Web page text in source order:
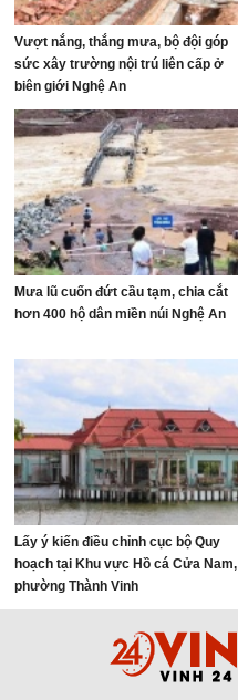
Vượt nắng, thắng mưa, bộ đội góp
sức xây trường nội trú liên cấp ở
biên giới Nghệ An
Mưa lũ cuốn đứt cầu tạm, chia cắt
hơn 400 hộ dân miền núi Nghệ An
Lấy ý kiến điều chỉnh cục bộ Quy
hoạch tại Khu vực Hồ cá Cửa Nam,
phường Thành Vinh